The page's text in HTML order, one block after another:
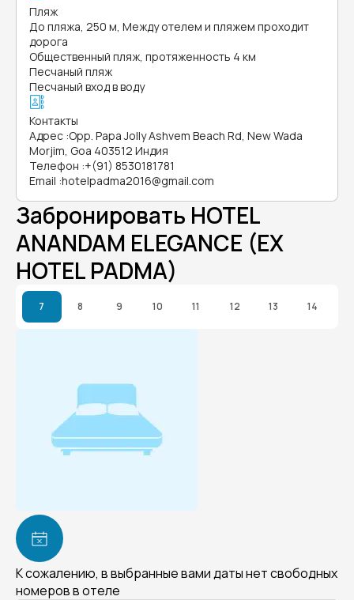
Пляж
До пляжа, 250 м, Между отелем и пляжем проходит
дорога
Общественный пляж, протяженность 4 км
Песчаный пляж
Песчаный вход в воду
Контакты
Адрес :Opp. Papa Jolly Ashvem Beach Rd, New Wada
Morjim, Goa 403512 Индия
Телефон :+(91) 8530181781
Email :hotelpadma2016@gmail.com
Забронировать HOTEL
ANANDAM ELEGANCE (EX
HOTEL PADMA)
7 8 9 10 11 12 13 14
К сожалению, в выбранные вами даты нет свободных
номеров в отеле